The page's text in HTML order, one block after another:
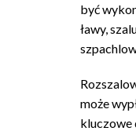
być
ławy,
może
kluczowe